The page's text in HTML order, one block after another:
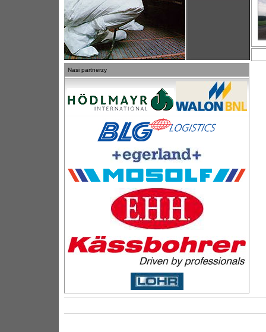
Nasi partnerzy